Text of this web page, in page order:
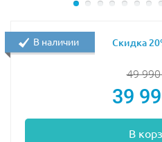
49
39
В
В наличии Скидка